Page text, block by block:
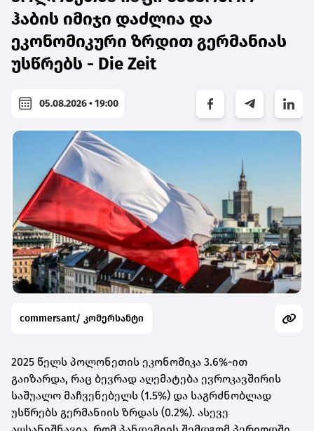
ჰაბის იმიჯი დაძლია და
ეკონომიკური ზრდით გერმანიას
უსწრებს - Die Zeit
05.08.2026 • 19:00
commersant/ კომერსანტი
2025 წელს პოლონეთის ეკონომიკა 3.6%-ით
გაიზარდა, რაც ბევრად აღემატება ევროკავშირის
საშუალო მაჩვენებელს (1.5%) და საგრძნობლად
უსწრებს გერმანიის ზრდას (0.2%). ასევე